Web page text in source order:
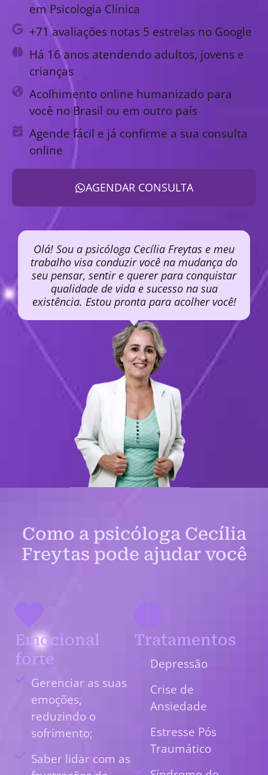
em Psicologia Clínica
+71 avaliações notas 5 estrelas no Google
Há 16 anos atendendo adultos, jovens e
crianças
Acolhimento online humanizado para
você no Brasil ou em outro país
Agende fácil e já confirme a sua consulta
online
AGENDAR CONSULTA
Olá! Sou a psicóloga Cecília Freytas e meu
trabalho visa conduzir você na mudança do
seu pensar, sentir e querer para conquistar
qualidade de vida e sucesso na sua
existência. Estou pronta para acolher você!
Como a psicóloga Cecília
Freytas pode ajudar você
Emocional
forte
Gerenciar as suas
emoções,
reduzindo o
sofrimento;
Saber lidar com as
Tratamentos
Depressão
Crise de
Ansiedade
Estresse Pós
Traumático